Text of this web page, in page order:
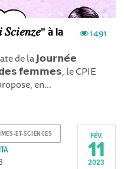
1491
à la
de la 𝗝𝗼𝘂𝗿𝗻𝗲́𝗲
𝗳𝗲𝗺𝗺𝗲𝘀, le CPIE
en...
ET-SCIENCES FÉV.
11
2023